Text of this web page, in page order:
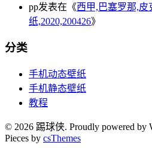
pp发表在《西甲,巴塞罗那,皮
纸,2020,200426》
分类
手机动态壁纸
手机静态壁纸
教程
© 2026 踢球侠. Proudly powered by
Pieces by csThemes